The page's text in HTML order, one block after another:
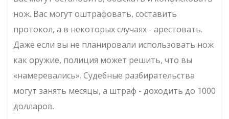
нож. Вас могут оштрафовать, составить
протокол, а в некоторых случаях - арестовать.
Даже если вы не планировали использовать нож
как оружие, полиция может решить, что вы
«намеревались». Судебные разбирательства
могут занять месяцы, а штраф - доходить до 1000
долларов.